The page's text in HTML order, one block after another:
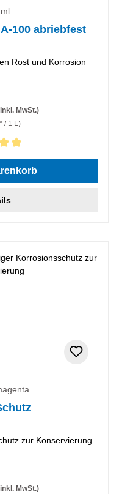
100 abriebfest
Rost und Korrosion
MwSt.)
/ 1 L)
von 5 von 5 Sternen
zur Konservierung
MwSt.)